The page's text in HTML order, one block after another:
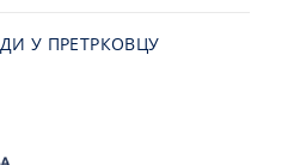
У ПРЕТРКОВЦУ